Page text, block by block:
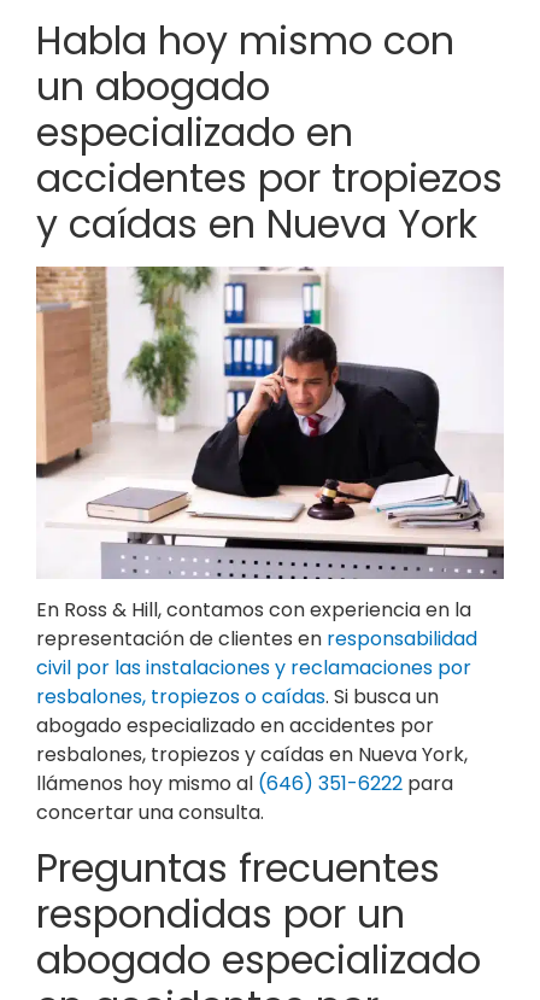
Habla hoy mismo con
un abogado
especializado en
accidentes por tropiezos
y caídas en Nueva York
En Ross & Hill, contamos con experiencia en la
representación de clientes en responsabilidad
civil por las instalaciones y reclamaciones por
resbalones, tropiezos o caídas. Si busca un
abogado especializado en accidentes por
resbalones, tropiezos y caídas en Nueva York,
llámenos hoy mismo al (646) 351-6222 para
concertar una consulta.
Preguntas frecuentes
respondidas por un
abogado especializado